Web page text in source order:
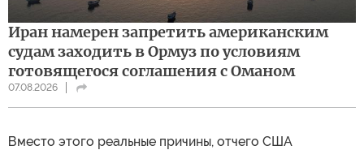
Иран намерен запретить американским
судам заходить в Ормуз по условиям
готовящегося соглашения с Оманом
07.08.2026
Вместо этого реальные причины, отчего США